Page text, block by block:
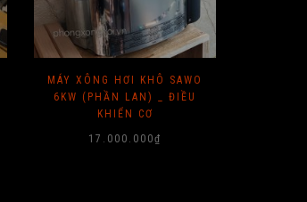
MÁY XÔNG HƠI KHÔ SAWO
6KW (PHẦN LAN) _ ĐIỀU
KHIỂN CƠ
17.000.000₫